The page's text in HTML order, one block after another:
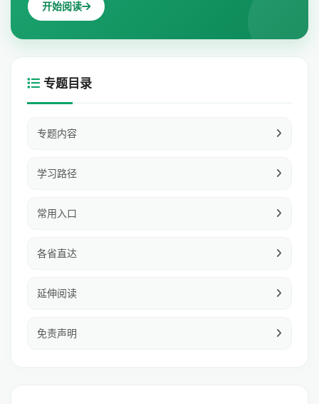
开始阅读
专题目录
专题内容
学习路径
常用入口
各省直达
延伸阅读
免责声明